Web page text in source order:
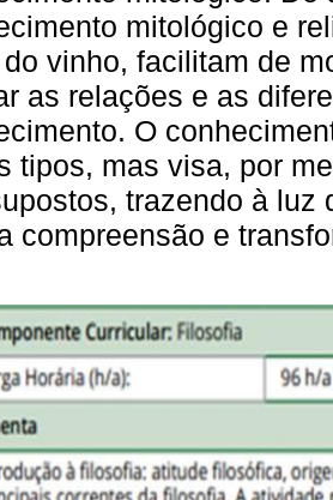
mitológico e
vinho, facilitam de
as relações e as
O
tipos, mas visa, por
trazendo à luz
compreensão e